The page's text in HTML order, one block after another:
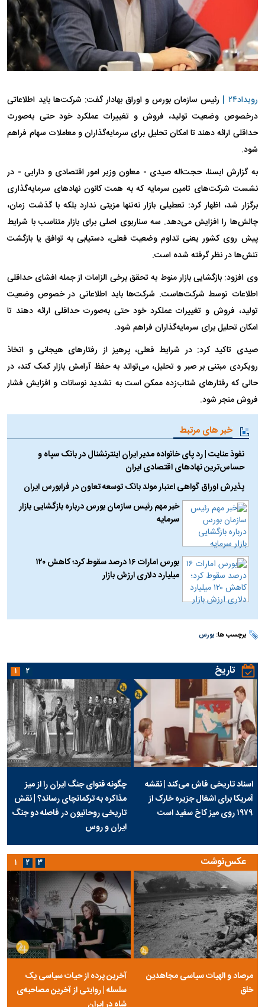
رویداد۲۴ |
رئیس سازمان بورس و اوراق بهادار گفت: شرکت‌ها باید اطلاعاتی
درخصوص وضعیت تولید، فروش و تغییرات عملکرد خود حتی به‌صورت
حداقلی ارائه دهند تا امکان تحلیل برای سرمایه‌گذاران و معاملات سهام فراهم
شود.
به گزارش ایسنا، حجت‌اله صیدی - معاون وزیر امور اقتصادی و دارایی - در
نشست شرکت‌های تامین سرمایه که به همت کانون نهادهای سرمایه‌گذاری
برگزار شد، اظهار کرد: تعطیلی بازار نه‌تنها مزیتی ندارد بلکه با گذشت زمان،
چالش‌ها را افزایش می‌دهد. سه سناریوی اصلی برای بازار متناسب با شرایط
پیش روی کشور یعنی تداوم وضعیت فعلی، دستیابی به توافق یا بازگشت
تنش‌ها در نظر گرفته شده است.
وی افزود: بازگشایی بازار منوط به تحقق برخی الزامات از جمله افشای حداقلی
اطلاعات توسط شرکت‌هاست. شرکت‌ها باید اطلاعاتی در خصوص وضعیت
تولید، فروش و تغییرات عملکرد خود حتی به‌صورت حداقلی ارائه دهند تا
امکان تحلیل برای سرمایه‌گذاران فراهم شود.
صیدی تاکید کرد: در شرایط فعلی، پرهیز از رفتارهای هیجانی و اتخاذ
رویکردی مبتنی بر صبر و تحلیل، می‌تواند به حفظ آرامش بازار کمک کند، در
حالی که رفتارهای شتاب‌زده ممکن است به تشدید نوسانات و افزایش فشار
فروش منجر شود.
خبر های مرتبط
نفوذ عنایت | رد پای خانواده مدیر ایران اینترنشنال در بانک سپاه و
حساس‌ترین نهادهای اقتصادی ایران
پذیرش اوراق گواهی اعتبار مولد بانک توسعه تعاون در فرابورس ایران
خبر مهم رئیس سازمان بورس درباره بازگشایی بازار
سرمایه
بورس امارات ۱۶ درصد سقوط کرد؛ کاهش ۱۲۰
میلیارد دلاری ارزش بازار
برچسب ها:بورس
تاریخ
اسناد تاریخی فاش می‌کند | نقشه
آمریکا برای اشغال جزیره خارک از
۱۹۷۹ روی میز کاخ سفید است
چگونه فتوای جنگ ایران را از میز
مذاکره به ترکمانچای رساند؟ | نقش
تاریخی روحانیون در فاصله دو جنگ
ایران و روس
۱ ۲
عکس‌نوشت
مرصاد و الهیات سیاسی مجاهدین
خلق
آخرین پرده از حیات سیاسی یک
سلسله | روایتی از آخرین مصاحبه‌ی
۱ ۲ ۳